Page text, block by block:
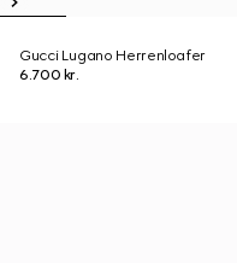
Gucci Lugano Herrenloafer
6.700 kr.